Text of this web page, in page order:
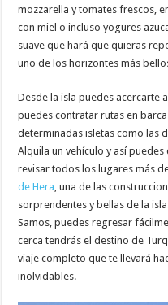
mozzarella y tomates frescos,
con miel o incluso yogures
suave que hará que quieras
uno de los horizontes más
Desde la isla puedes acercarte al
puedes contratar rutas en
determinadas isletas como las
Alquila un vehículo y así
revisar todos los lugares más
de Hera, una de las
sorprendentes y bellas de la
Samos, puedes regresar
cerca tendrás el destino de
viaje completo que te llevará
inolvidables.